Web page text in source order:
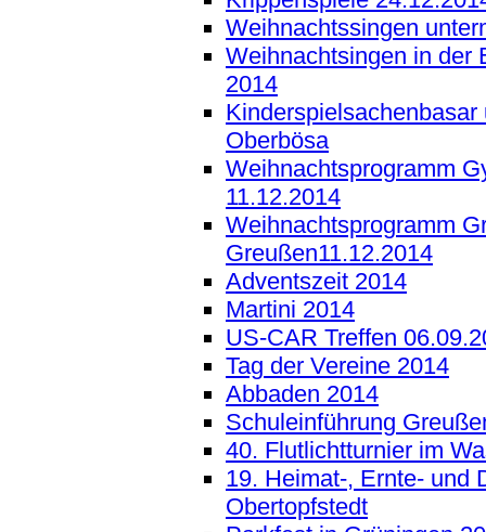
Weihnachtssingen
Weihnachtsingen in der
2014
Oberbösa
Weihnachtsprogramm
11.12.2014
Weihnachtsprogramm
Greußen11.12.2014
Adventszeit 2014
Martini 2014
US-CAR Treffen
Tag der Vereine 2014
Abbaden 2014
Schuleinführung
40. Flutlichtturnier im
19. Heimat-, Ernte- und
Obertopfstedt